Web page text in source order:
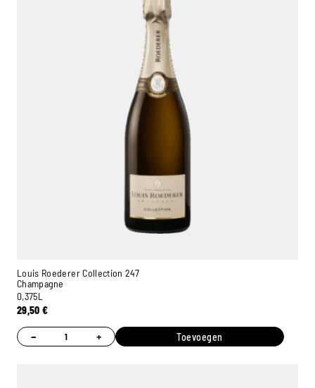
Louis Roederer Collection 247
Champagne
0,375L
29,50€
− + Toevoegen